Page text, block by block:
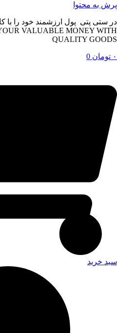
پرش به محتوا
VALUABLE MONEY WITH
QUALITY GOODS
۰ تومان 0
سبد خرید